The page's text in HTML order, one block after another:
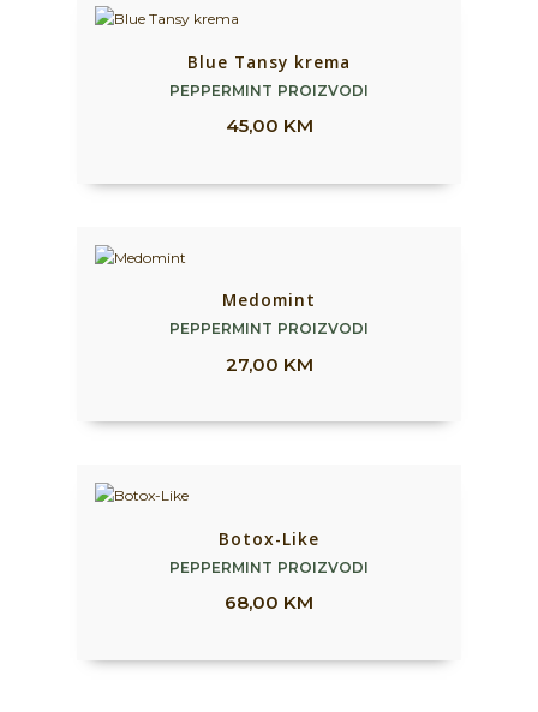
Blue Tansy krema
PEPPERMINT PROIZVODI
45,00 KM
Medomint
PEPPERMINT PROIZVODI
27,00 KM
Botox-Like
PEPPERMINT PROIZVODI
68,00 KM